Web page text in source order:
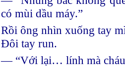
có mùi dầu máy.”
Rồi ông nhìn xuống tay
Đôi tay run.
— “Với lại… lính mà